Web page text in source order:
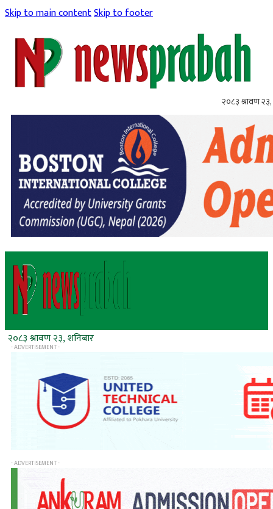
Skip to main contentSkip to footer
२०८३ श्रावण २३,
२०८३ श्रावण २३, शनिबार
- ADVERTISEMENT -
- ADVERTISEMENT -